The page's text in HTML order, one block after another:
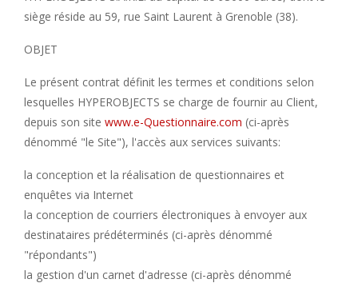
siège réside au 59, rue Saint Laurent à Grenoble (38).
OBJET
Le présent contrat définit les termes et conditions selon
lesquelles HYPEROBJECTS se charge de fournir au Client,
depuis son site www.e-Questionnaire.com (ci-après
dénommé "le Site"), l'accès aux services suivants:
la conception et la réalisation de questionnaires et
enquêtes via Internet
la conception de courriers électroniques à envoyer aux
destinataires prédéterminés (ci-après dénommé
"répondants")
la gestion d'un carnet d'adresse (ci-après dénommé